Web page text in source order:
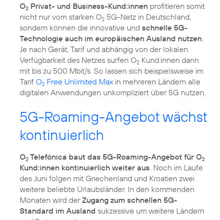
O2 Privat- und Business-Kund:innen profitieren somit
nicht nur vom starken O2 5G-Netz in Deutschland,
sondern können die innovative und schnelle 5G-
Technologie auch im europäischen Ausland nutzen
Je nach Gerät, Tarif und abhängig von der lokalen
Verfügbarkeit des Netzes surfen O2 Kund:innen dann
mit bis zu 500 Mbit/s. So lassen sich beispielsweise im
Tarif O2 Free Unlimited Max in mehreren Ländern alle
digitalen Anwendungen unkompliziert über 5G nutzen.
5G-Roaming-Angebot wächst
kontinuierlich
O2 Telefónica baut das 5G-Roaming-Angebot für O2
Kund:innen kontinuierlich weiter aus . Noch im Laufe
des Juni folgen mit Griechenland und Kroatien zwei
weitere beliebte Urlaubsländer. In den kommenden
Monaten wird derZugang zum schnellen 5G-
Standard im Ausland sukzessive um weitere Ländern